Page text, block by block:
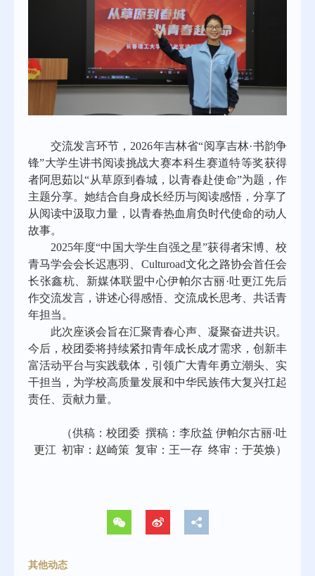
交流发言环节， 2026年吉林省“阅享吉林·书韵争
锋”大学生讲书阅读挑战大赛本科生赛道特等奖获得
者阿思茹以“从草原到春城，以青春赴使命”为题，作
主题分享。她结合自身成长经历与阅读感悟， 分享了
从阅读中汲取力量，以青春热血肩负时代使命的动人
故事。
2025年度“中国大学生自强之星”获得者宋博、校
青马学会会长迟惠羽、Culturoad文化之路协会首任会
长张鑫杭、新媒体联盟中心伊帕尔古丽·吐更江先后
作交流发言，讲述心得感悟、交流成长思考、共话青
年担当。
此次座谈会旨在汇聚青春心声、凝聚奋进共识。
今后，校团委将持续紧扣青年成长成才需求，创新丰
富活动平台与实践载体，引领广大青年勇立潮头、实
干担当，为学校高质量发展和中华民族伟大复兴扛起
责任、贡献力量。
（供稿：校团委 撰稿：李欣益 伊帕尔古丽·吐
更江 初审：赵崎策 复审：王一存 终审：于英焕）
其他动态